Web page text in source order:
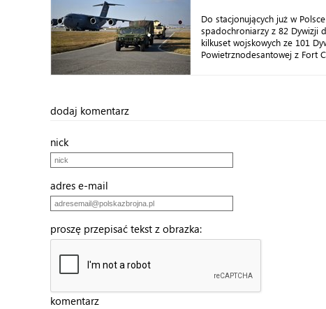
Do stacjonujących już w
spadochroniarzy z 82 Dywizji
kilkuset wojskowych ze 101
Powietrznodesantowej z Fort
dodaj komentarz
nick
adres e-mail
proszę przepisać tekst z obrazka:
komentarz